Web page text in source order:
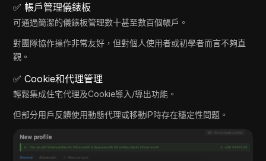
✅ 帳戶管理儀錶板
可通過簡潔的儀錶板管理數十甚至數百個帳戶。
對團隊協作操作非常友好，但對個人使用者或初學者而言不夠直
觀。
✅ Cookie和代理管理
輕鬆集成住宅代理及Cookie導入/導出功能。
但部分用戶反饋使用動態代理或移動IP時存在穩定性問題。